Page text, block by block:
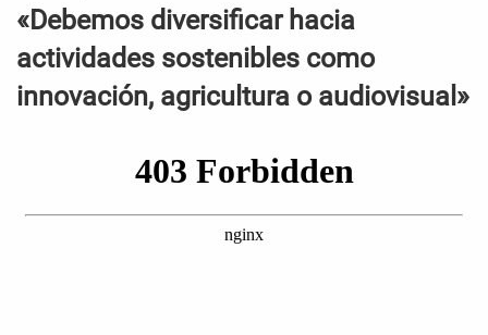
«Debemos diversificar hacia
actividades sostenibles como
innovación, agricultura o audiovisual»